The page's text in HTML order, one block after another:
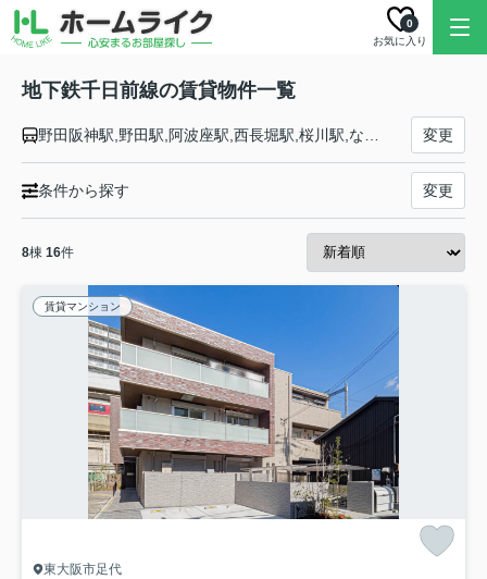
お気に入り
0
地下鉄千日前線の賃貸物件一覧
変更
条件から探す 変更
8棟 16件
賃貸マンション
東大阪市足代